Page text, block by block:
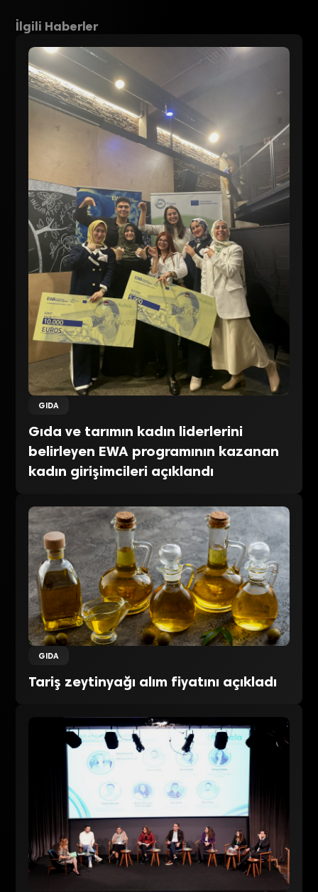
İlgili Haberler
GIDA
Gıda ve tarımın kadın liderlerini
belirleyen EWA programının kazanan
kadın girişimcileri açıklandı
GIDA
Tariş zeytinyağı alım fiyatını açıkladı